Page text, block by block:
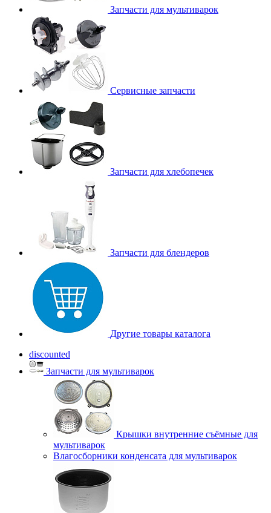
Запчасти для мультиварок
Сервисные запчасти
Запчасти для хлебопечек
Запчасти для блендеров
Другие товары каталога
discounted
Запчасти для мультиварок
Крышки внутренние съёмные для
мультиварок
Влагосборники конденсата для мультиварок